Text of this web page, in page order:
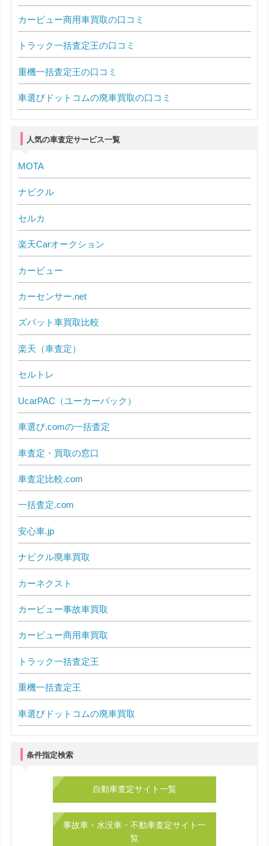
カービュー商用車買取の口コミ
トラック一括査定王の口コミ
重機一括査定王の口コミ
車選びドットコムの廃車買取の口コミ
人気の車査定サービス一覧
MOTA
ナビクル
セルカ
楽天Carオークション
カービュー
カーセンサー.net
ズバット車買取比較
楽天（車査定）
セルトレ
UcarPAC（ユーカーパック）
車選び.comの一括査定
車査定・買取の窓口
車査定比較.com
一括査定.com
安心車.jp
ナビクル廃車買取
カーネクスト
カービュー事故車買取
カービュー商用車買取
トラック一括査定王
重機一括査定王
車選びドットコムの廃車買取
条件指定検索
自動車査定サイト一覧
事故車・水没車・不動車査定サイト一
覧